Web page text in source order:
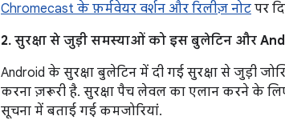
Chromecast के फ़र्मवेयर वर्शन और रिलीज़ नोट पर
2. सुरक्षा से जुड़ी समस्याओं को इस बुलेटिन और
Android के सुरक्षा बुलेटिन में दी गई सुरक्षा से जुड़ी
करना ज़रूरी है. सुरक्षा पैच लेवल का एलान करने के
सूचना में बताई गई कमजोरियां.